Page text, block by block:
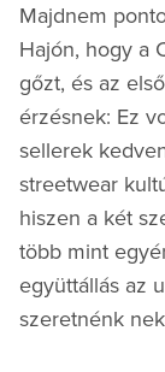
Majdnem
Hajón, hogy a
gőzt, és az
érzésnek: Ez
sellerek
streetwear
hiszen a két
több mint
együttállás az
szeretnénk